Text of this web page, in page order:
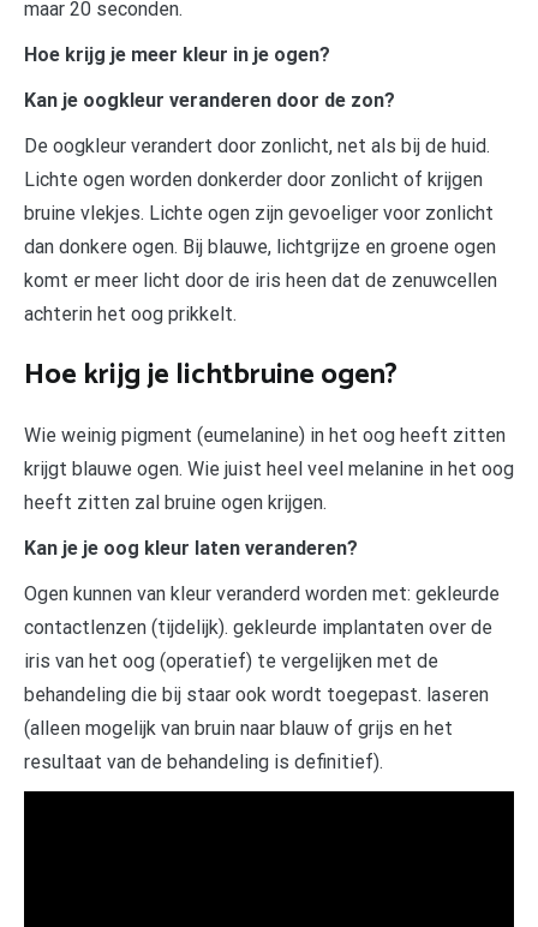
maar 20 seconden.
Hoe krijg je meer kleur in je ogen?
Kan je oogkleur veranderen door de zon?
De oogkleur verandert door zonlicht, net als bij de huid.
Lichte ogen worden donkerder door zonlicht of krijgen
bruine vlekjes. Lichte ogen zijn gevoeliger voor zonlicht
dan donkere ogen. Bij blauwe, lichtgrijze en groene ogen
komt er meer licht door de iris heen dat de zenuwcellen
achterin het oog prikkelt.
Hoe krijg je lichtbruine ogen?
Wie weinig pigment (eumelanine) in het oog heeft zitten
krijgt blauwe ogen. Wie juist heel veel melanine in het oog
heeft zitten zal bruine ogen krijgen.
Kan je je oog kleur laten veranderen?
Ogen kunnen van kleur veranderd worden met: gekleurde
contactlenzen (tijdelijk). gekleurde implantaten over de
iris van het oog (operatief) te vergelijken met de
behandeling die bij staar ook wordt toegepast. laseren
(alleen mogelijk van bruin naar blauw of grijs en het
resultaat van de behandeling is definitief).